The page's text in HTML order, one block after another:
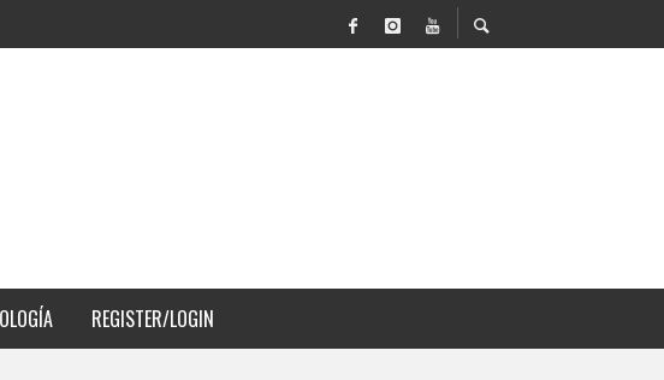
TICO CON MOVILIDAD Y PAISAJISMO
DE MÁS DE 100 DJS A COSTA RICA
REGISTER/LOGIN